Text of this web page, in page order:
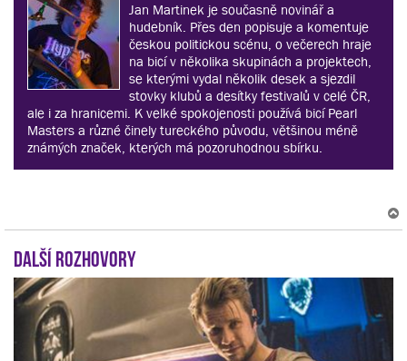
Jan Martinek je současně novinář a
hudebník. Přes den popisuje a komentuje
českou politickou scénu, o večerech hraje
na bicí v několika skupinách a projektech,
se kterými vydal několik desek a sjezdil
stovky klubů a desítky festivalů v celé ČR,
ale i za hranicemi. K velké spokojenosti používá bicí Pearl
Masters a různé činely tureckého původu, většinou méně
známých značek, kterých má pozoruhodnou sbírku.
Další rozhovory